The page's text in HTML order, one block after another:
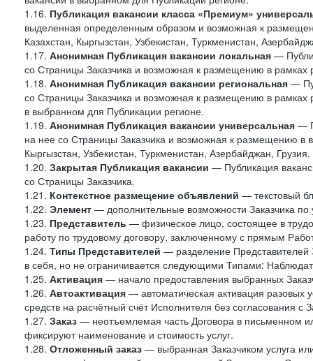
1.16. Публикация вакансии класса «Премиум»
выделенная определенным образом и возможная к
Казахстан, Кыргызстан, Узбекистан, Туркменистан,
1.17. Анонимная Публикация вакансии локальная —
со Страницы Заказчика и возможная к размещению в рамках
1.18. Анонимная Публикация вакансии региональная —
со Страницы Заказчика и возможная к размещению в рамках
в выбранном для Публикации регионе.
1.19. Анонимная Публикация вакансии универсальная —
на нее со Страницы Заказчика и возможная к размещению в
Кыргызстан, Узбекистан, Туркменистан, Азербайджан, Грузия.
1.20. Закрытая Публикация вакансии — Публикация
со Страницы Заказчика.
1.21. Контекстное размещение объявлений — текстовый
1.22. Элемент — дополнительные возможности Заказчика
1.23. Представитель — физическое лицо, состоящее в
работу по трудовому договору, заключенному с прямым
1.24. Типы Представителей — разделение Представителей
в себя, но не ограничивается следующими Типами:
1.25. Активация — начало предоставления выбранных
1.26. Автоактивация — автоматическая активация разовых
средств на расчётный счёт Исполнителя без согласования с
1.27. Заказ — неотъемлемая часть Договора в письменном
фиксируют наименование и стоимость услуг.
1.28. Отложенный заказ — выбранная Заказчиком услуга